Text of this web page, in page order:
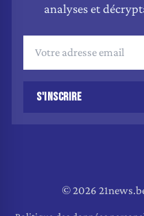
analyses et
S'INSCRIRE
© 2026